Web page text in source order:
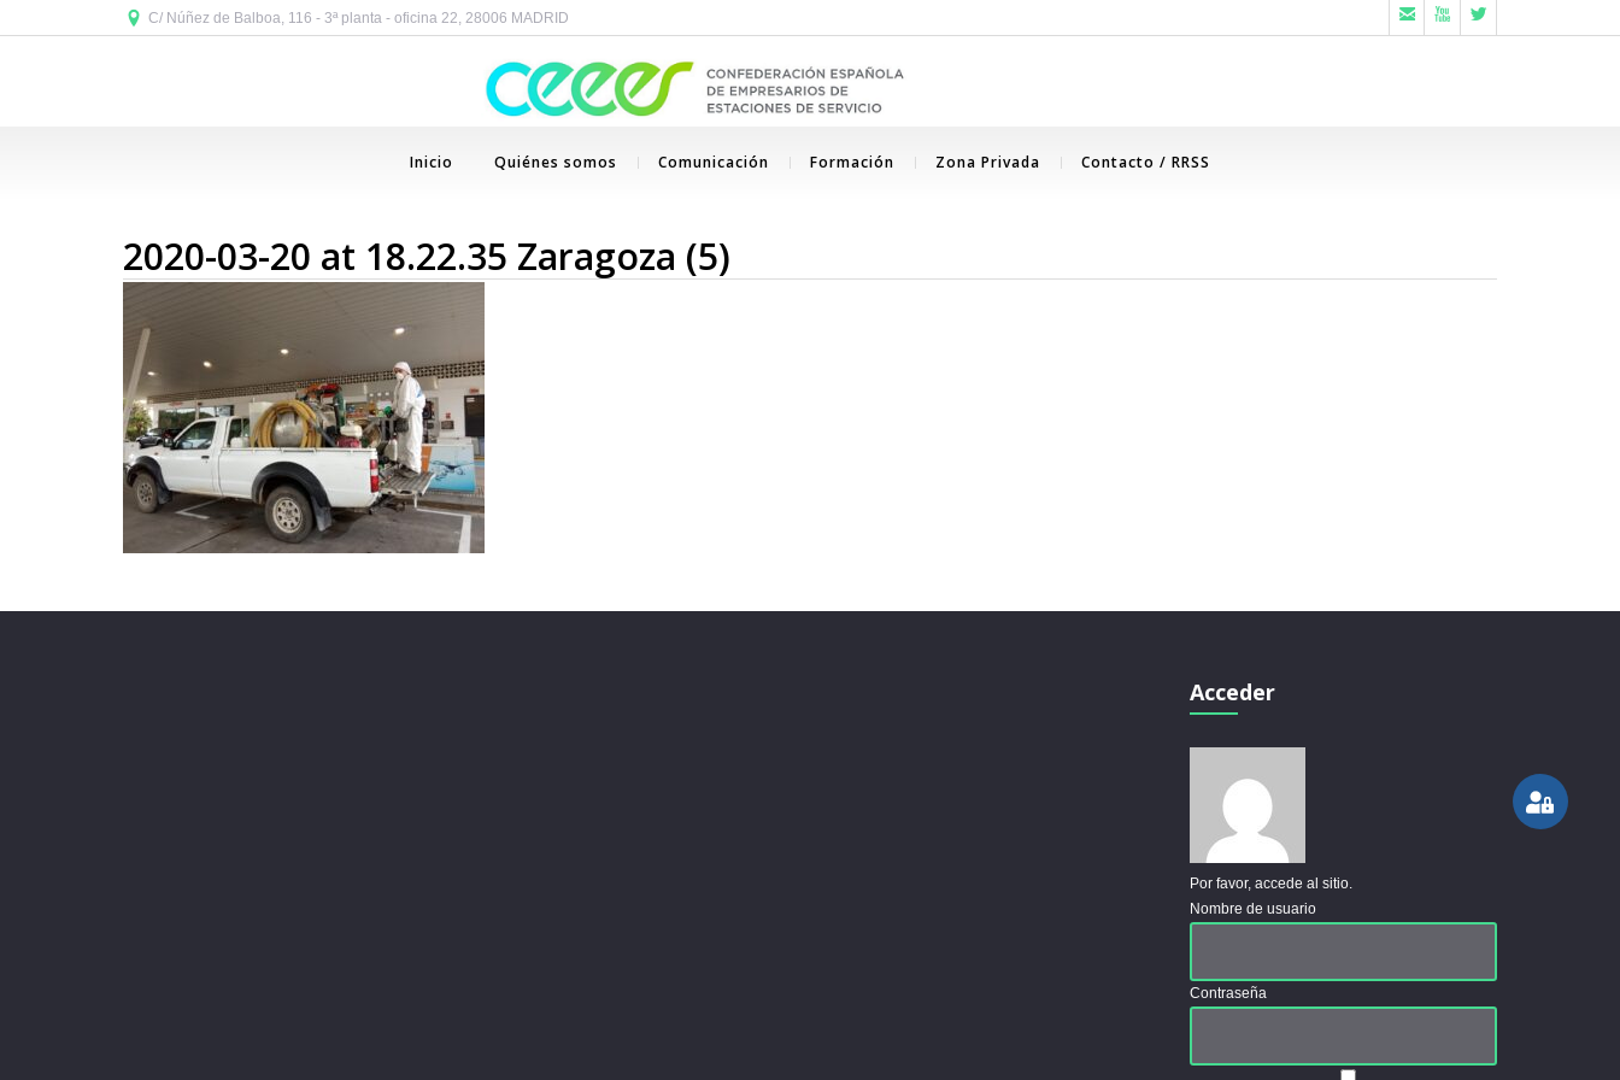
C/ Núñez de Balboa, 116 - 3ª planta - oficina 22, 28006 MADRID   
Inicio Quiénes somos Comunicación Formación Zona Privada Contacto / RRSS
2020-03-20 at 18.22.35 Zaragoza (5)
Acceder
Por favor, accede al sitio.
Nombre de usuario
Contraseña